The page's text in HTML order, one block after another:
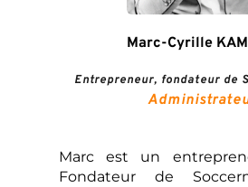
Marc-Cyrille
Entrepreneur, fondateur de
Marc est un
Fondateur de